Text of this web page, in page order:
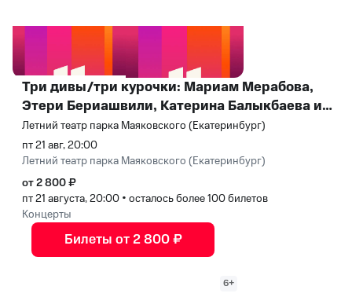
Три дивы/три курочки: Мариам Мерабова,
Этери Бериашвили, Катерина Балыкбаева и
проект «Miraif»
Летний театр парка Маяковского (Екатеринбург)
пт 21 авг, 20:00
Летний театр парка Маяковского (Екатеринбург)
от 2 800 ₽
пт 21 августа, 20:00 • осталось более 100 билетов
Концерты
Билеты от 2 800 ₽
6+